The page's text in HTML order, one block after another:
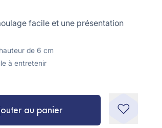
facile et une présentation
de 6 cm
à entretenir
au panier